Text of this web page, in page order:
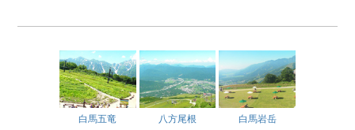
白馬五竜 八方尾根 白馬岩岳